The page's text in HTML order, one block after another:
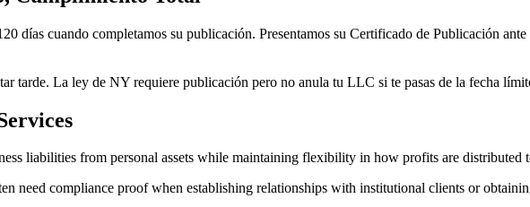
días cuando completamos su publicación. Presentamos su Certificado de Publicación
tarde. La ley de NY requiere publicación pero no anula tu LLC si te pasas de la fecha
liabilities from personal assets while maintaining flexibility in how profits are distributed
need compliance proof when establishing relationships with institutional clients or